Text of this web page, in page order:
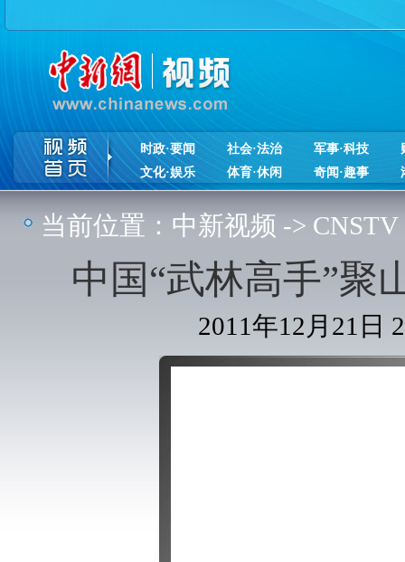
时政·要闻 社会·法治 军事·科技
文化·娱乐
体育·休闲 奇闻·趣事
当前位置： 中新视频 -> CNSTV
中国“武林高手”聚
2011年12月21